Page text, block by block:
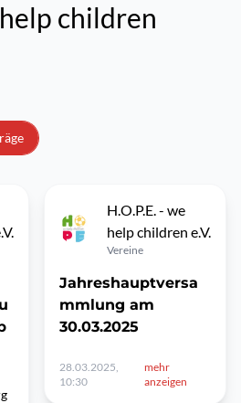
help children
H.O.P.E. - we
help children e.V.
Vereine
Jahreshauptversa
mmlung am
30.03.2025
28.03.2025,
10:30
mehr
anzeigen